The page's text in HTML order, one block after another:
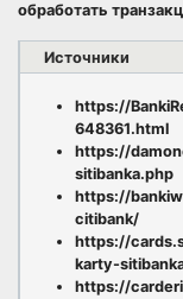
обработать
Источники
https://
648361.html
https://
sitibanka.php
https://
citibank/
https://
karty-
https://